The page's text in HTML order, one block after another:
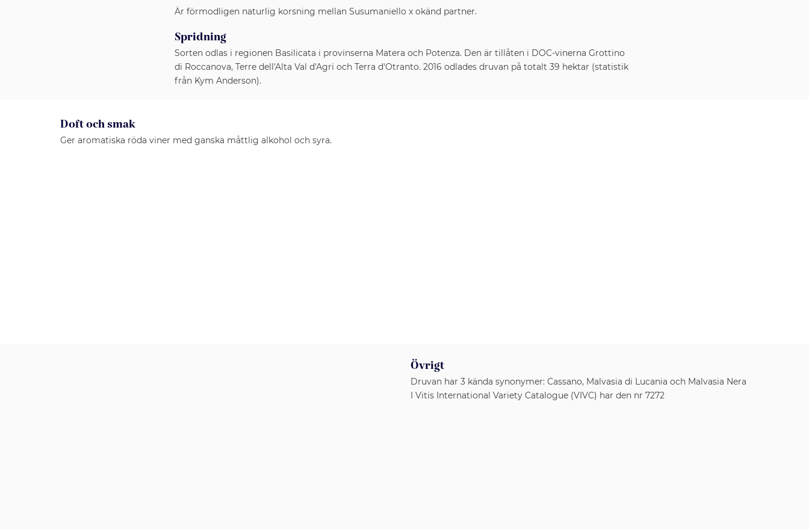
Är förmodligen naturlig korsning mellan Susumaniello x okänd partner.
Spridning
Sorten odlas i regionen Basilicata i provinserna Matera och Potenza. Den är tillåten i DOC-vinerna Grottino
di Roccanova, Terre dell'Alta Val d'Agri och Terra d'Otranto. 2016 odlades druvan på totalt 39 hektar (statistik
från Kym Anderson).
Doft och smak
Ger aromatiska röda viner med ganska måttlig alkohol och syra.
Övrigt
Druvan har 3 kända synonymer: Cassano, Malvasia di Lucania och Malvasia Nera
I Vitis International Variety Catalogue (VIVC) har den nr 7272